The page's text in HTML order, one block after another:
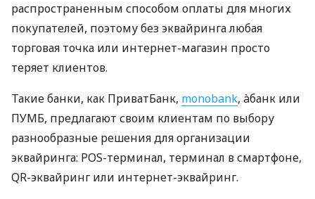
распространенным способом оплаты для многих
покупателей, поэтому без эквайринга любая
торговая точка или интернет-магазин просто
теряет клиентов.
Такие банки, как ПриватБанк, monobank, àбанк или
ПУМБ, предлагают своим клиентам по выбору
разнообразные решения для организации
эквайринга: POS-терминал, терминал в смартфоне,
QR-эквайринг или интернет-эквайринг.